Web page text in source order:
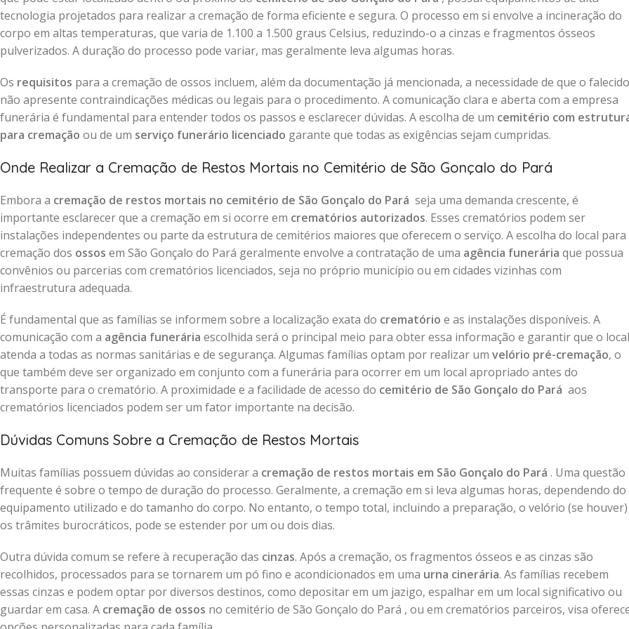
tecnologia projetados para realizar a cremação de forma eficiente e segura. O processo em si envolve a incineração do
corpo em altas temperaturas, que varia de 1.100 a 1.500 graus Celsius, reduzindo-o a cinzas e fragmentos ósseos
pulverizados. A duração do processo pode variar, mas geralmente leva algumas horas.
Os requisitos para a cremação de ossos incluem, além da documentação já mencionada, a necessidade de que o falecido
não apresente contraindicações médicas ou legais para o procedimento. A comunicação clara e aberta com a empresa
funerária é fundamental para entender todos os passos e esclarecer dúvidas. A escolha de um cemitério com
para cremação ou de um serviço funerário licenciado garante que todas as exigências sejam cumpridas.
Onde Realizar a Cremação de Restos Mortais no Cemitério de São Gonçalo do Pará
Embora a cremação de restos mortais no cemitério de São Gonçalo do Pará seja uma demanda crescente, é
importante esclarecer que a cremação em si ocorre em crematórios autorizados. Esses crematórios podem ser
instalações independentes ou parte da estrutura de cemitérios maiores que oferecem o serviço. A escolha do local para
cremação dos ossos em São Gonçalo do Pará geralmente envolve a contratação de uma agência funerária que possua
convênios ou parcerias com crematórios licenciados, seja no próprio município ou em cidades vizinhas com
infraestrutura adequada.
É fundamental que as famílias se informem sobre a localização exata do crematório e as instalações disponíveis. A
comunicação com a agência funerária escolhida será o principal meio para obter essa informação e garantir que o local
atenda a todas as normas sanitárias e de segurança. Algumas famílias optam por realizar um velório pré-cremação, o
que também deve ser organizado em conjunto com a funerária para ocorrer em um local apropriado antes do
transporte para o crematório. A proximidade e a facilidade de acesso do cemitério de São Gonçalo do Pará aos
crematórios licenciados podem ser um fator importante na decisão.
Dúvidas Comuns Sobre a Cremação de Restos Mortais
Muitas famílias possuem dúvidas ao considerar a cremação de restos mortais em São Gonçalo do Pará . Uma questão
frequente é sobre o tempo de duração do processo. Geralmente, a cremação em si leva algumas horas, dependendo do
equipamento utilizado e do tamanho do corpo. No entanto, o tempo total, incluindo a preparação, o velório (se houver)
os trâmites burocráticos, pode se estender por um ou dois dias.
Outra dúvida comum se refere à recuperação das cinzas. Após a cremação, os fragmentos ósseos e as cinzas são
recolhidos, processados para se tornarem um pó fino e acondicionados em uma urna cinerária. As famílias recebem
essas cinzas e podem optar por diversos destinos, como depositar em um jazigo, espalhar em um local significativo ou
guardar em casa. A cremação de ossos no cemitério de São Gonçalo do Pará , ou em crematórios parceiros, visa